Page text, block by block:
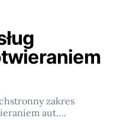
zakres
aut.…